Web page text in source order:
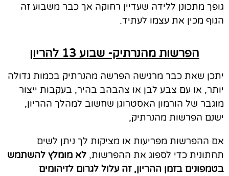
גופך מתכונן ללידה שעדיין רחוקה אך כבר משבוע זה
הגוף מכין את עצמו לעתיד.
הפרשות מהנרתיק- שבוע 13 להריון
יתכן שאת כבר מרגישה הפרשה מהנרתיק בכמות גדולה
יותר, או עם צבע לבן או צהבהב בהיר, בעקבות ייצור
מוגבר של הורמון האסטרוגן שחשוב למהלך ההריון,
ישנם הפרשות מהנרתיק,
אם ההפרשות מפריעות או מציקות לך ניתן לשים
תחתונית כדי לספוג את ההפרשות, לא מומלץ להשתמש
בטמפונים בזמן ההריון, זה עלול לגרום לזיהומים